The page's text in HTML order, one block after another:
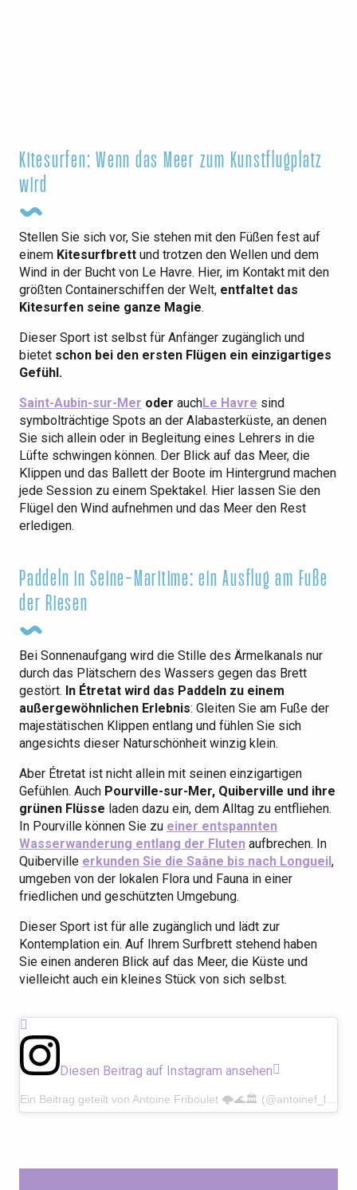
Kitesurfen: Wenn das Meer zum Kunstflugplatz
wird
Stellen Sie sich vor, Sie stehen mit den Füßen fest auf
einem Kitesurfbrett und trotzen den Wellen und dem
Wind in der Bucht von Le Havre. Hier, im Kontakt mit den
größten Containerschiffen der Welt, entfaltet das
Kitesurfen seine ganze Magie.
Dieser Sport ist selbst für Anfänger zugänglich und
bietet schon bei den ersten Flügen ein einzigartiges
Gefühl.
Saint-Aubin-sur-Mer oder auchLe Havre sind
symbolträchtige Spots an der Alabasterküste, an denen
Sie sich allein oder in Begleitung eines Lehrers in die
Lüfte schwingen können. Der Blick auf das Meer, die
Klippen und das Ballett der Boote im Hintergrund machen
jede Session zu einem Spektakel. Hier lassen Sie den
Flügel den Wind aufnehmen und das Meer den Rest
erledigen.
Paddeln in Seine-Maritime: ein Ausflug am Fuße
der Riesen
Bei Sonnenaufgang wird die Stille des Ärmelkanals nur
durch das Plätschern des Wassers gegen das Brett
gestört. In Étretat wird das Paddeln zu einem
außergewöhnlichen Erlebnis: Gleiten Sie am Fuße der
majestätischen Klippen entlang und fühlen Sie sich
angesichts dieser Naturschönheit winzig klein.
Aber Étretat ist nicht allein mit seinen einzigartigen
Gefühlen. Auch Pourville-sur-Mer, Quiberville und ihre
grünen Flüsse laden dazu ein, dem Alltag zu entfliehen.
In Pourville können Sie zu einer entspannten
Wasserwanderung entlang der Fluten aufbrechen. In
Quiberville erkunden Sie die Saâne bis nach Longueil,
umgeben von der lokalen Flora und Fauna in einer
friedlichen und geschützten Umgebung.
Dieser Sport ist für alle zugänglich und lädt zur
Kontemplation ein. Auf Ihrem Surfbrett stehend haben
Sie einen anderen Blick auf das Meer, die Küste und
vielleicht auch ein kleines Stück von sich selbst.
Diesen Beitrag auf Instagram ansehen